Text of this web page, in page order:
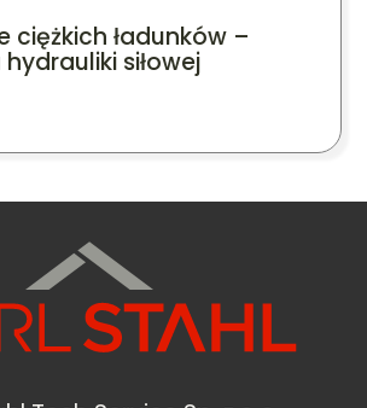
ciężkich ładunków –
siłowej